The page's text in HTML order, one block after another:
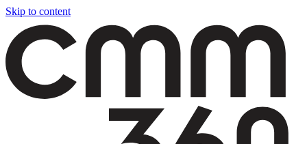
Skip to content